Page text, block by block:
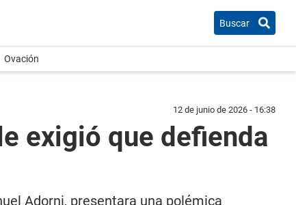
Buscar
Ovación
12 de junio de 2026 - 16:38
exigió que defienda
Adorni, presentara una polémica